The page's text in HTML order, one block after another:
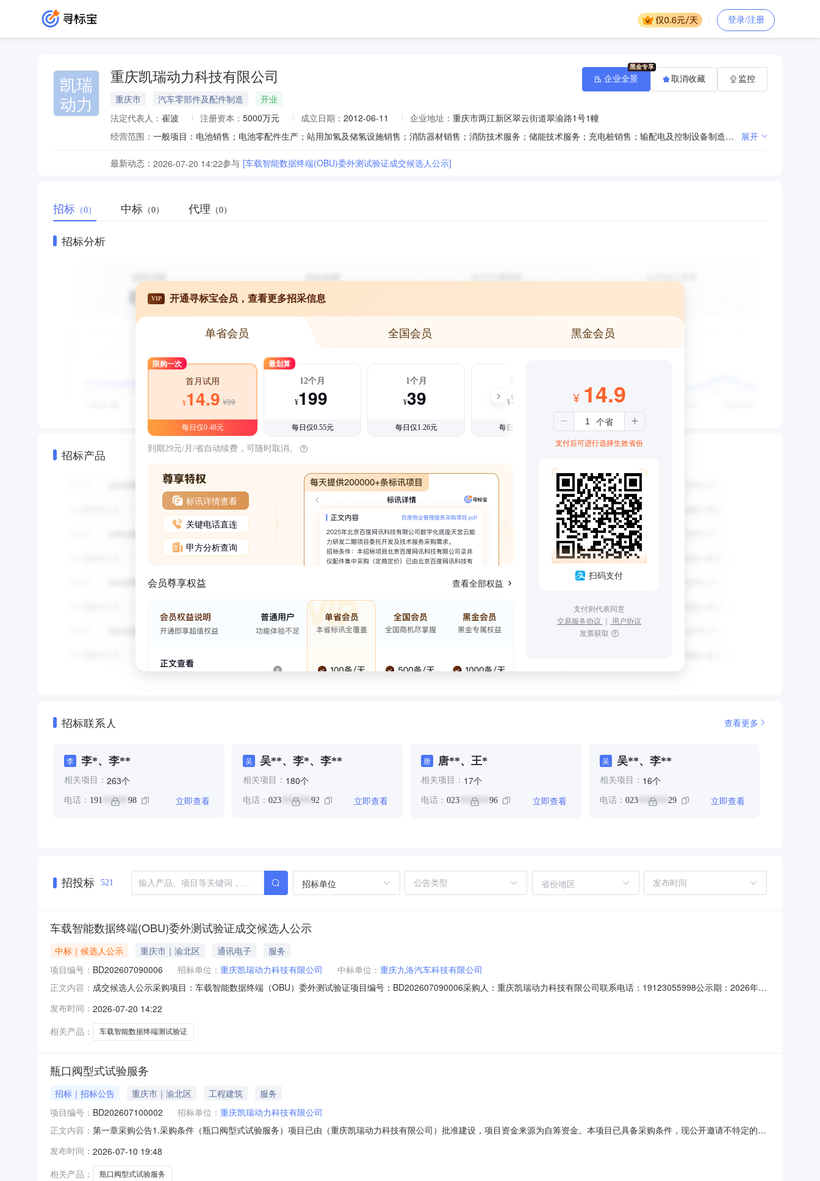
登录/注册
凯瑞
动力
重庆凯瑞动力科技有限公司
重庆市 汽车零部件及配件制造
开业
法定代表人： 崔波 注册资本： 5000万元 成立日期： 2012-06-11 企业地址： 重庆市两江新区翠云街道翠渝路1号1幢
经营范围：
一般项目：电池销售；电池零配件生产；站用加氢及储氢设施销售；消防器材销售；消防技术服务；储能技术服务；充电桩销售；输配电及控制设备制造；电动汽车充电基础设施运营；充电控制设备租赁；集中式快速充电站；电子元器件零售；非居住房地产租赁；会议及展览服务；开发、制造、销售：燃气汽车零部件、燃气汽车发动机、发动机零部件、通用机械零部件、工程机械零部件、船舶零部件、汽车零部件以及技术服务、试验检测；销售：汽车（不含九座及以下乘用车）、机电产品、高压容器瓶；货物进出口业务【依法须经批准的项目，经相关部门批准后方可开展经营活动】。。（除依法须经批准的项目外，凭营业执照依法自主开展经营活动） 展开
最新动态： 2026-07-20 14:22参与 [车载智能数据终端(OBU)委外测试验证成交候选人公示]
企业全景 取消收藏 监控
招标 （0） 中标 （0） 代理 （0）
招标分析
招标产品
VIP 开通寻标宝会员，查看更多招采信息
单省会员 全国会员 黑金会员
限购一次
首月试用
¥14.9 ¥39
每日仅0.48元
最划算
12个月
¥199
每日仅0.55元
1个月
¥39
每日仅1.26元
3个月
¥99
每日仅1.08元
到期29元/月/省自动续费，可随时取消。
标讯详情查看
关键电话直连
甲方分析查询
会员尊享权益 查看全部权益
¥ 14.9
支付后可进行选择生效省份
扫码支付
支付则代表同意
交易服务协议 ｜ 用户协议
发票获取
招标联系人 查看更多
李 李*、李**
相关项目： 263个
电话： 191 ****** 98 立即查看
吴 吴**、李*、李**
相关项目： 180个
电话： 023******* 92 立即查看
唐 唐**、王*
相关项目： 17个
电话： 023 ******* 96 立即查看
吴 吴**、李**
相关项目： 16个
电话： 023******* 29 立即查看
招投标 521 招标单位 省份地区
车载智能数据终端(OBU)委外测试验证成交候选人公示
中标｜候选人公示 重庆市｜渝北区 通讯电子
服务
项目编号： BD202607090006 招标单位： 重庆凯瑞动力科技有限公司 中标单位： 重庆九洛汽车科技有限公司
正文内容： 成交候选人公示采购项目：车载智能数据终端（OBU）委外测试验证项目编号：BD202607090006采购人：重庆凯瑞动力科技有限公司联系电话：19123055998公示期：2026年7
拟中标人：重庆九洛汽车科技有限公司投诉受理部门：综合部（电话：023-68650192）备注：如果参与本项目的响应单位对评审结果有异议，请于公示期内以书面的
发布时间： 2026-07-20 14:22
相关产品：
车载智能数据终端测试验证
瓶口阀型式试验服务
招标｜招标公告 重庆市｜渝北区 工程建筑
服务
项目编号： BD202607100002 招标单位： 重庆凯瑞动力科技有限公司
正文内容： 第一章采购公告1.采购条件（瓶口阀型式试验服务）项目已由（重庆凯瑞动力科技有限公司）批准建设，项目资金来源为自筹资金。本项目已具备采购条件，现公开邀请不特定的潜
试验服务等服务内容。项目具体服务要求详见第五章采购需求。2.5服务期限：自合同签订生效之日起12（￡天R月￡年）内完成本项目所有服务内容。2.6服务地点：重庆市两江新
区翠云街道
发布时间： 2026-07-10 19:48
相关产品：
瓶口阀型式试验服务